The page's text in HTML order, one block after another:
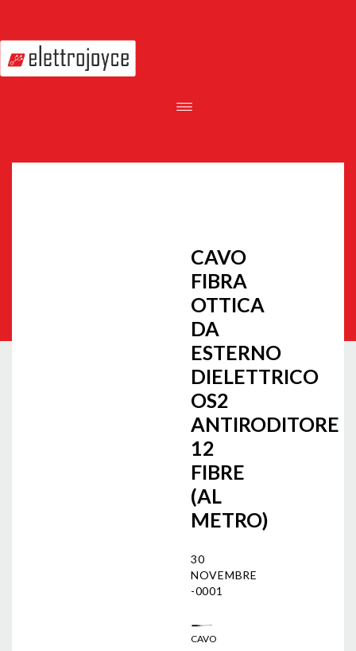
CAVO
FIBRA
OTTICA
DA
ESTERNO
DIELETTRICO
OS2
ANTIRODITORE
12
FIBRE
(AL
METRO)
30
NOVEMBRE
-0001
CAVO